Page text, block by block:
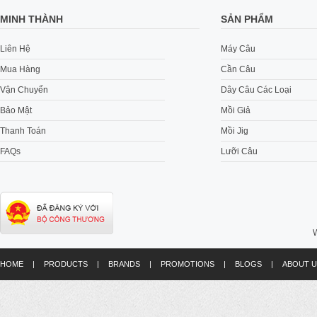
MINH THÀNH
Liên Hệ
Mua Hàng
Vận Chuyển
Bảo Mật
Thanh Toán
FAQs
SẢN PHẨM
Máy Câu
Cần Câu
Dây Câu Các Loại
Mồi Giả
Mồi Jig
Lưỡi Câu
HOME | PRODUCTS | BRANDS | PROMOTIONS | BLOGS | ABOUT